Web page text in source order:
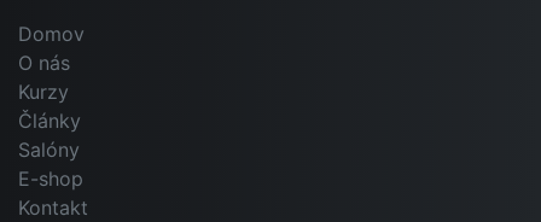
Domov
O nás
Kurzy
Články
Salóny
E-shop
Kontakt